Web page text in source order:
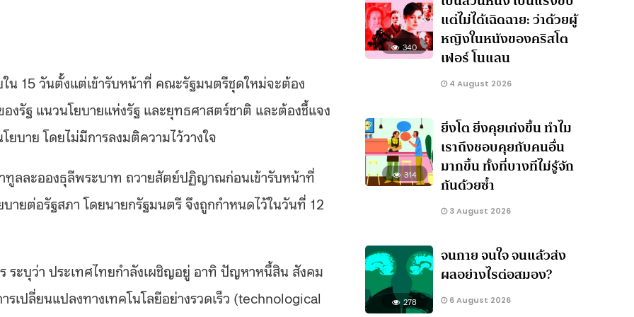
15 วันตั้งแต่เข้ารับหน้าที่ คณะรัฐมนตรีชุดใหม่จะต้อง
รัฐ แนวนโยบายแห่งรัฐ และยุทธศาสตร์ชาติ และต้องชี้แจง
ยบาย โดยไม่มีการลงมติความไว้วางใจ
ลละอองธุลีพระบาท ถวายสัตย์ปฏิญาณก่อนเข้ารับหน้าที่
ายต่อรัฐสภา โดยนายกรัฐมนตรี จึงถูกกำหนดไว้ในวันที่ 12
ระบุว่า ประเทศไทยกำลังเผชิญอยู่ อาทิ ปัญหาหนี้สิน สังคม
ปลี่ยนแปลงทางเทคโนโลยีอย่างรวดเร็ว (technological
340
แต่ไม่ได้เฉิดฉาย: ว่าด้วยผู้
หญิงในหนังของคริสโต
เฟอร์ โนแลน
4 August 2026
314
ยิ่งโต ยิ่งคุยเก่งขึ้น ทำไม
เราถึงชอบคุยกับคนอื่น
มากขึ้น ทั้งที่บางทีไม่รู้จัก
กันด้วยซ้ำ
3 August 2026
278
จนกาย จนใจ จนแล้วส่ง
ผลอย่างไรต่อสมอง?
6 August 2026